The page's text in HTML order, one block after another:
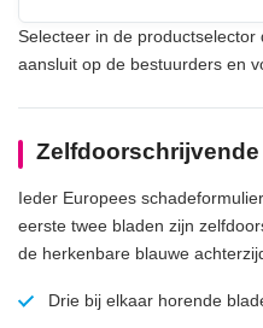
Selecteer in de
aansluit op de bestuurders en
Ieder Europees
eerste twee bladen zijn
de herkenbare blauwe
Drie bij elkaar horende